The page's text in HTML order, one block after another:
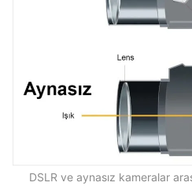
DSLR ve aynasız kameralar